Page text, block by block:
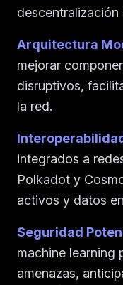
descentralización
Arquitectura
mejorar
disruptivos,
la red.
integrados a
Polkadot y
activos y datos
Seguridad
machine learning
amenazas,